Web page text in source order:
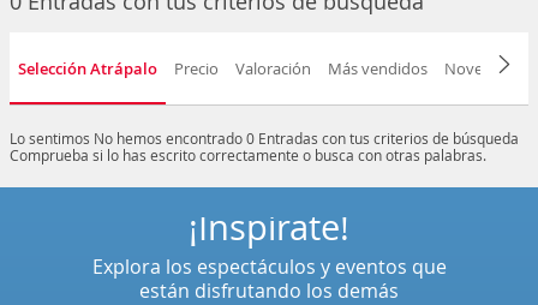
Selección Atrápalo Precio Valoración Más vendidos Novedad
Lo sentimos No hemos encontrado 0 Entradas con tus criterios de búsqueda
Comprueba si lo has escrito correctamente o busca con otras palabras.
¡Inspírate!
Explora los espectáculos y eventos que
están disfrutando los demás